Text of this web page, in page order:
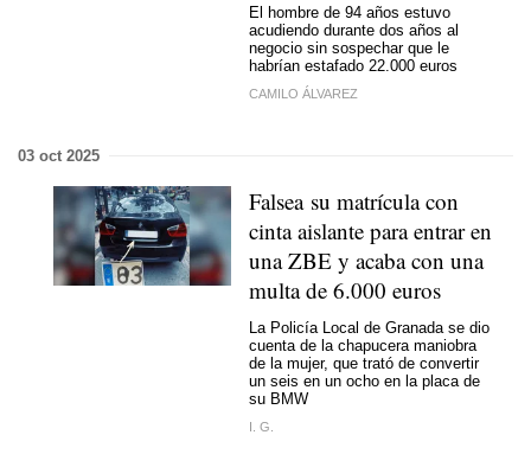
El hombre de 94 años estuvo
acudiendo durante dos años al
negocio sin sospechar que le
habrían estafado 22.000 euros
CAMILO ÁLVAREZ
03 oct 2025
Falsea su matrícula con
cinta aislante para entrar en
una ZBE y acaba con una
multa de 6.000 euros
La Policía Local de Granada se dio
cuenta de la chapucera maniobra
de la mujer, que trató de convertir
un seis en un ocho en la placa de
su BMW
I. G.